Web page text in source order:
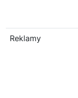
Reklamy